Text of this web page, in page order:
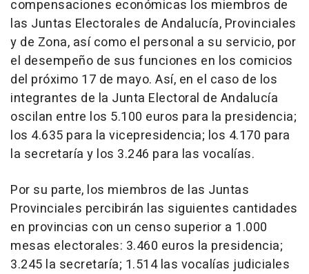
compensaciones económicas los miembros de
las Juntas Electorales de Andalucía, Provinciales
y de Zona, así como el personal a su servicio, por
el desempeño de sus funciones en los comicios
del próximo 17 de mayo. Así, en el caso de los
integrantes de la Junta Electoral de Andalucía
oscilan entre los 5.100 euros para la presidencia;
los 4.635 para la vicepresidencia; los 4.170 para
la secretaría y los 3.246 para las vocalías.
Por su parte, los miembros de las Juntas
Provinciales percibirán las siguientes cantidades
en provincias con un censo superior a 1.000
mesas electorales: 3.460 euros la presidencia;
3.245 la secretaría; 1.514 las vocalías judiciales